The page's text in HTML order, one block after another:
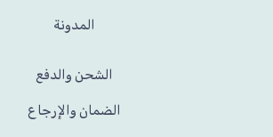
المدونة
الشحن والدفع
الضمان والإرجاع